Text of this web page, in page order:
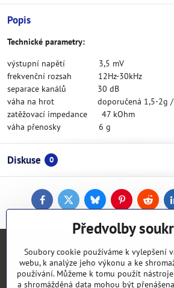
Popis
Technické parametry:
výstupní napětí 3,5 mV
frekvenční rozsah 12Hz-30kHz
separace kanálů 30 dB
váha na hrot doporučená 1,5-2g /
zatěžovací impedance 47 kOhm
váha přenosky 6 g
Diskuse 0
FacebookTwitterBlueskyPinterestReddit
Kontakty
Objednávky
Předvolby
Soubory cookie používáme k vylepšení
webu, k analýze jeho výkonu a ke
používání. Můžeme k tomu použít
a shromážděná data mohou být